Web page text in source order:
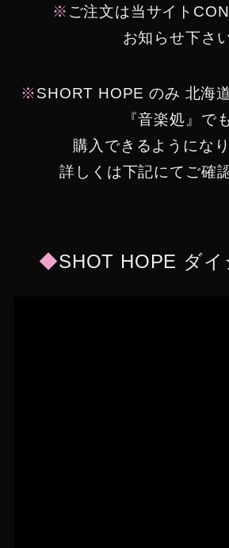
※ ご注文は当サイト
お知らせ下さ
※SHORT HOPE のみ 北海
『音楽処』でも
購入できるようにな
詳しくは下記にてご確
◆SHOT HOPE ダイ